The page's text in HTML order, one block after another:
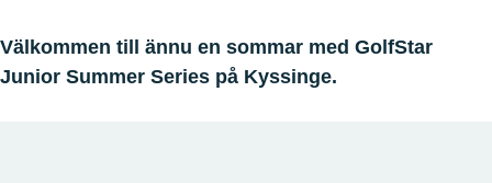
Välkommen till ännu en sommar med GolfStar
Junior Summer Series på Kyssinge.